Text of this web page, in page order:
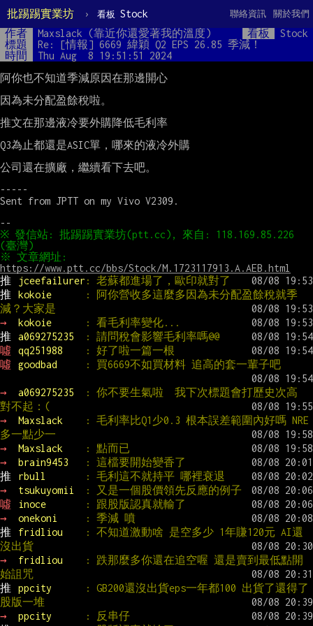
批踢踢實業坊 › 看板 Stock 關於我們
聯絡資訊
作者 Maxslack (靠近你還愛著我的溫度) 看板
Stock
標題
Re: [情報] 6669 緯穎 Q2 EPS 26.85 季減！
時間
Thu Aug  8 19:51:51 2024
阿你也不知道季減原因在那邊開心
因為未分配盈餘稅啦。
推文在那邊液冷要外購降低毛利率
Q3為止都還是ASIC單，哪來的液冷外購
公司還在擴廠，繼續看下去吧。
-----
Sent from JPTT on my Vivo V2309.
※ 發信站: 批踢踢實業坊(ptt.cc), 來自: 118.169.85.226
https://www.ptt.cc/bbs/Stock/M.1723117913.A.AEB.html
推
jceefailurer : 老蘇都進場了，歐印就對了
推
kokoie
: 阿你營收多這麼多因為未分配盈餘稅就季
減？大家是
→
kokoie
: 看毛利率變化...
推
a069275235
: 請問稅會影響毛利率嗎@@
噓
qq251988
: 好了啦一篇一根
噓
goodbad : 買6669不如買材料 追高的套一輩子吧
→ a069275235
: 你不要生氣啦  我下次標題會打歷史次高
對不起：(
→
Maxslack
: 毛利率比Q1少0.3 根本誤差範圍內好嗎 NRE
多一點少一
→
Maxslack
: 點而已
→
brain9453
: 這檔要開始變香了
推
rbull
: 毛利這不就持平 哪裡衰退
→
tsukuyomii
: 又是一個股價領先反應的例子
噓
inoce
: 跟股版認真就輸了
→
onekoni
: 季減 噴
推
fridliou
: 不知道激動啥 是空多少 1年賺120元 AI還
沒出貨
→
fridliou
: 跌那麼多你還在追空喔 還是賣到最低點開
始詛咒
推
ppcity
: GB200還沒出貨eps一年都100 出貨了還得了
股版一堆
→
ppcity
: 反串仔